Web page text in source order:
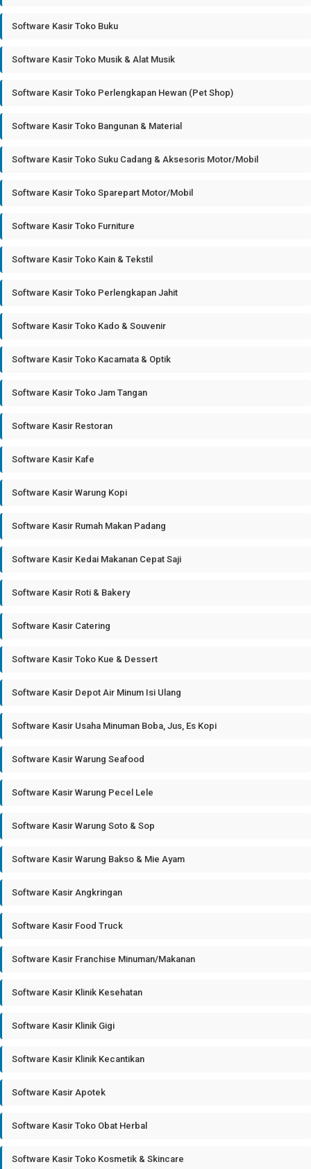
Software Kasir Toko Buku
Software Kasir Toko Musik & Alat Musik
Software Kasir Toko Perlengkapan Hewan (Pet Shop)
Software Kasir Toko Bangunan & Material
Software Kasir Toko Suku Cadang & Aksesoris Motor/Mobil
Software Kasir Toko Sparepart Motor/Mobil
Software Kasir Toko Furniture
Software Kasir Toko Kain & Tekstil
Software Kasir Toko Perlengkapan Jahit
Software Kasir Toko Kado & Souvenir
Software Kasir Toko Kacamata & Optik
Software Kasir Toko Jam Tangan
Software Kasir Restoran
Software Kasir Kafe
Software Kasir Warung Kopi
Software Kasir Rumah Makan Padang
Software Kasir Kedai Makanan Cepat Saji
Software Kasir Roti & Bakery
Software Kasir Catering
Software Kasir Toko Kue & Dessert
Software Kasir Depot Air Minum Isi Ulang
Software Kasir Usaha Minuman Boba, Jus, Es Kopi
Software Kasir Warung Seafood
Software Kasir Warung Pecel Lele
Software Kasir Warung Soto & Sop
Software Kasir Warung Bakso & Mie Ayam
Software Kasir Angkringan
Software Kasir Food Truck
Software Kasir Franchise Minuman/Makanan
Software Kasir Klinik Kesehatan
Software Kasir Klinik Gigi
Software Kasir Klinik Kecantikan
Software Kasir Apotek
Software Kasir Toko Obat Herbal
Software Kasir Toko Kosmetik & Skincare